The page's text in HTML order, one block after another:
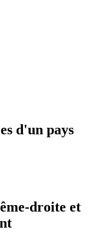
d'un pays
droite et